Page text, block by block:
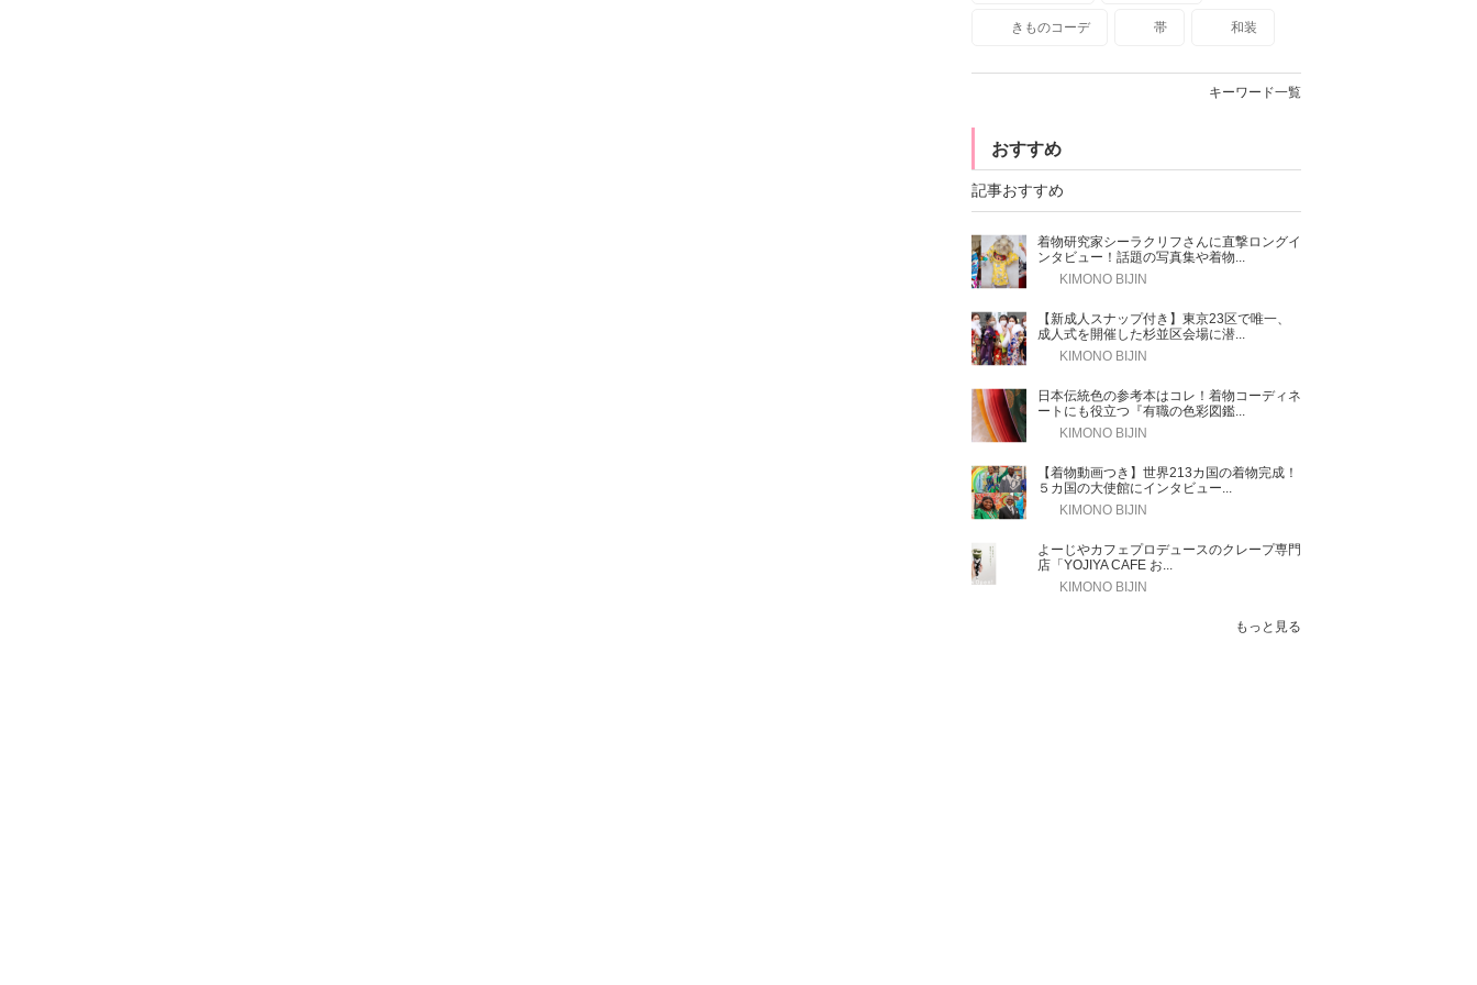
きものコーデ 帯 和装
キーワード一覧
おすすめ
記事おすすめ
着物研究家シーラクリフさんに直撃ロングイ
ンタビュー！話題の写真集や着物...
KIMONO BIJIN
【新成人スナップ付き】東京23区で唯一、
成人式を開催した杉並区会場に潜...
KIMONO BIJIN
日本伝統色の参考本はコレ！着物コーディネ
ートにも役立つ『有職の色彩図鑑...
KIMONO BIJIN
【着物動画つき】世界213カ国の着物完成！
５カ国の大使館にインタビュー...
KIMONO BIJIN
よーじやカフェプロデュースのクレープ専門
店「YOJIYA CAFE お...
KIMONO BIJIN
もっと見る